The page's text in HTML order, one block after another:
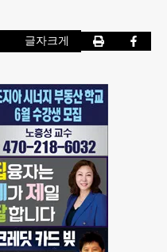
글자크게